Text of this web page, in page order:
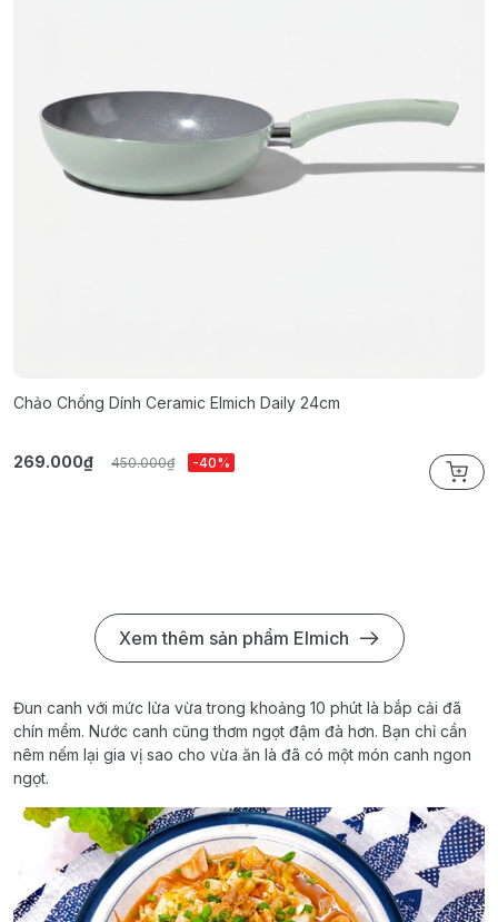
Chảo Chống Dính Ceramic Elmich Daily 24cm
269.000₫ 450.000₫ -40%
Xem thêm sản phẩm Elmich
Đun canh với mức lửa vừa trong khoảng 10 phút là bắp cải đã
chín mềm. Nước canh cũng thơm ngọt đậm đà hơn. Bạn chỉ cần
nêm nếm lại gia vị sao cho vừa ăn là đã có một món canh ngon
ngọt.